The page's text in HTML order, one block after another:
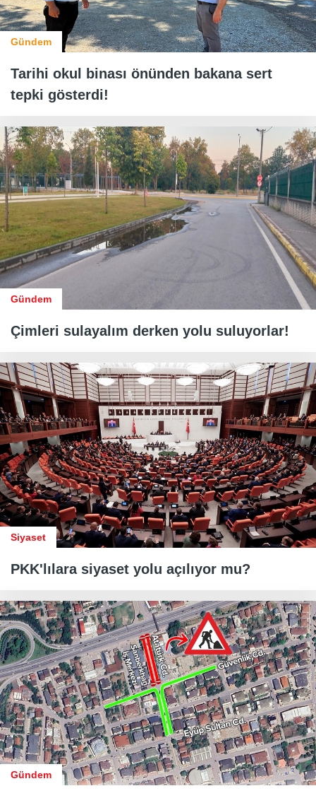
Gündem
Tarihi okul binası önünden bakana sert
tepki gösterdi!
Gündem
Çimleri sulayalım derken yolu suluyorlar!
Siyaset
PKK'lılara siyaset yolu açılıyor mu?
Gündem